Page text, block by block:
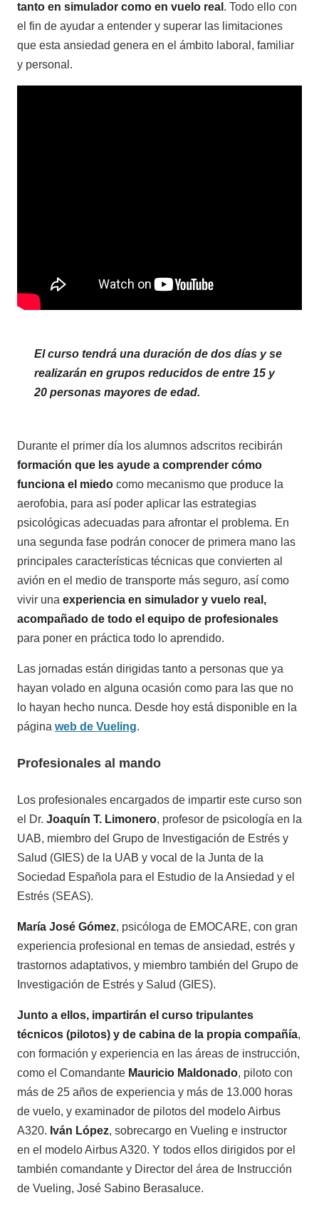
tanto en simulador como en vuelo real . Todo ello con
el fin de ayudar a entender y superar las limitaciones
que esta ansiedad genera en el ámbito laboral, familiar
y personal.
El curso tendrá una duración de dos días y se
realizarán en grupos reducidos de entre 15 y
20 personas mayores de edad.
Durante el primer día los alumnos adscritos recibirán
formación que les ayude a comprender cómo
funciona el miedo como mecanismo que produce la
aerofobia, para así poder aplicar las estrategias
psicológicas adecuadas para afrontar el problema. En
una segunda fase podrán conocer de primera mano las
principales características técnicas que convierten al
avión en el medio de transporte más seguro, así como
vivir una experiencia en simulador y vuelo real,
acompañado de todo el equipo de profesionales
para poner en práctica todo lo aprendido.
Las jornadas están dirigidas tanto a personas que ya
hayan volado en alguna ocasión como para las que no
lo hayan hecho nunca. Desde hoy está disponible en la
página web de Vueling.
Profesionales al mando
Los profesionales encargados de impartir este curso son
el Dr. Joaquín T. Limonero, profesor de psicología en la
UAB, miembro del Grupo de Investigación de Estrés y
Salud (GIES) de la UAB y vocal de la Junta de la
Sociedad Española para el Estudio de la Ansiedad y el
Estrés (SEAS).
María José Gómez, psicóloga de EMOCARE, con gran
experiencia profesional en temas de ansiedad, estrés y
trastornos adaptativos, y miembro también del Grupo de
Investigación de Estrés y Salud (GIES).
Junto a ellos, impartirán el curso tripulantes
técnicos (pilotos) y de cabina de la propia compañía,
con formación y experiencia en las áreas de instrucción,
como el Comandante Mauricio Maldonado, piloto con
más de 25 años de experiencia y más de 13.000 horas
de vuelo, y examinador de pilotos del modelo Airbus
A320. Iván López, sobrecargo en Vueling e instructor
en el modelo Airbus A320. Y todos ellos dirigidos por el
también comandante y Director del área de Instrucción
de Vueling, José Sabino Berasaluce.